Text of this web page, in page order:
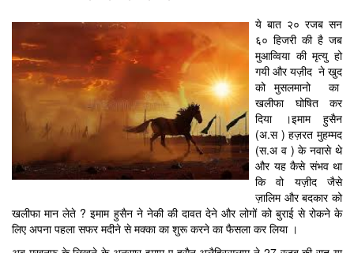
ये बात २० रजब सन
६० हिजरी की है जब
मुआव्विया की मृत्यु हो
गयी और यज़ीद ने खुद
को मुसलमानो का
खलीफा घोषित कर
दिया ।इमाम हुसैन
(अ.स ) हज़रत मुहम्मद
(स.अ व ) के नवासे थे
और यह कैसे संभव था
कि वो यज़ीद जैसे
ज़ालिम और बदकार को
खलीफा मान लेते ? इमाम हुसैन ने नेकी की दावत देने और लोगों को बुराई से रोकने के
लिए अपना पहला सफर मदीने से मक्का का शुरू करने का फैसला कर लिया ।